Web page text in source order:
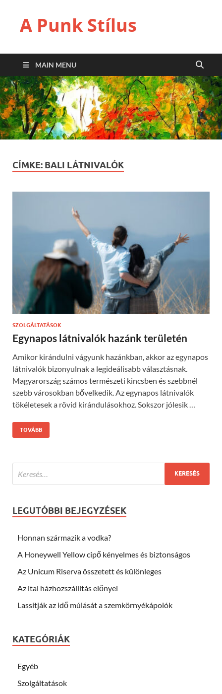
A Punk Stílus
MAIN MENU
CÍMKE: BALI LÁTNIVALÓK
SZOLGÁLTATÁSOK
Egynapos látnivalók hazánk területén
Amikor kirándulni vágyunk hazánkban, akkor az egynapos
látnivalók bizonyulnak a legideálisabb választásnak.
Magyarország számos természeti kincsben és szebbnél
szebb városokban bővelkedik. Az egynapos látnivalók
tökéletesek a rövid kirándulásokhoz. Sokszor jólesik …
TOVÁBB
LEGUTÓBBI BEJEGYZÉSEK
Honnan származik a vodka?
A Honeywell Yellow cipő kényelmes és biztonságos
Az Unicum Riserva összetett és különleges
Az ital házhozszállítás előnyei
Lassítják az idő múlását a szemkörnyékápolók
KATEGÓRIÁK
Egyéb
Szolgáltatások